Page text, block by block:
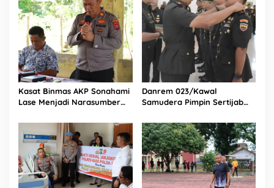
Kasat Binmas AKP Sonahami
Lase Menjadi Narasumber
Persekutuan Doa
Danrem 023/Kawal
Samudera Pimpin Sertijab